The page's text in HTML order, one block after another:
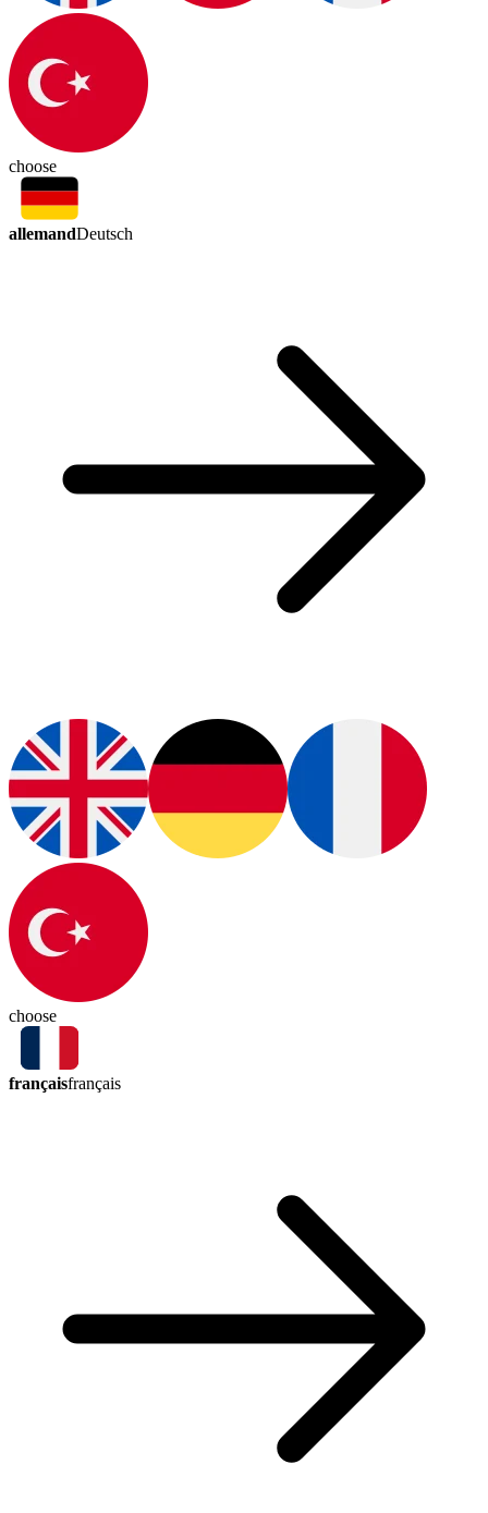
choose
allemandDeutsch
choose
françaisfrançais